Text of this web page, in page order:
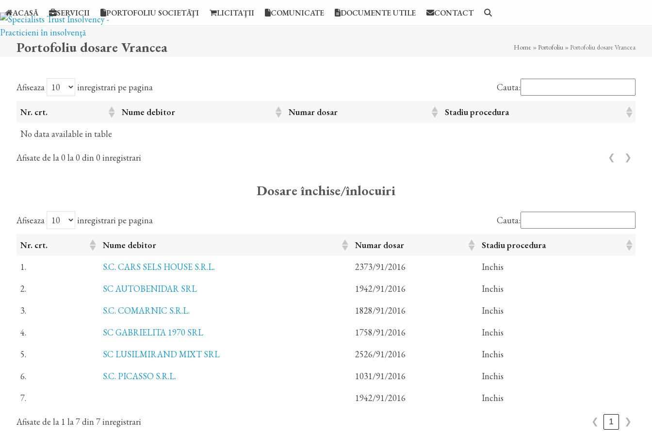
to
content
ACASĂ SERVICII PORTOFOLIU SOCIETĂŢI LICITAŢII COMUNICATE DOCUMENTE UTILE CONTACT
Portofoliu dosare Vrancea Home »Portofoliu »Portofoliu dosare Vrancea
Afiseaza inregistrari pe pagina Cauta:
Nr. crt. Nume debitor Numar dosar
Stadiu procedura
No data available in table
Afisate de la 0 la 0 din 0 inregistrari ❮ ❯
Dosare închise/înlocuiri
Afiseaza inregistrari pe pagina Cauta:
Nr. crt. Nume debitor Numar dosar
Stadiu procedura
1.
S.C. CARS SELS HOUSE S.R.L. 2373/91/2016
Inchis
2.
SC AUTOBENIDAR SRL 1942/91/2016
Inchis
3.
S.C. COMARNIC S.R.L. 1828/91/2016
Inchis
4.
SC GABRIELITA 1970 SRL 1758/91/2016
Inchis
5.
SC LUSILMIRAND MIXT SRL 2526/91/2016
Inchis
6.
S.C. PICASSO S.R.L. 1031/91/2016
Inchis
7.
1942/91/2016 Inchis
Afisate de la 1 la 7 din 7 inregistrari ❮ 1 ❯